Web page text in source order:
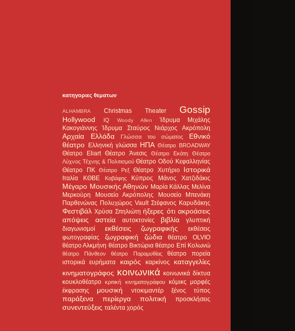
κατηγοριες θεματων
ALHAMBRA Christmas Theater Gossip
Hollywood IQ Woody Allen
Ίδρυμα Μιχάλης
Κακογιάννης
Ίδρυμα Σταύρος Νιάρχος Ακρόπολη
Αρχαία Ελλάδα Γλώσσα του σώματος
Εθνικό
θέατρο Ελληνική γλώσσα ΗΠΑ Θέατρο BROADWAY
Θέατρο Eliart Θέατρο Άνεσις Θέατρο Εκάτη
Θέατρο
Λύχνος Τέχνης & Πολιτισμού Θέατρο Οδού Κεφαλληνίας
Θέατρο ΠΚ
Θέατρο Ρεξ Θέατρο Χυτήριο Ιστορικά
Ιταλία ΚΘΒΕ Καβάφης Κύπρος Μάνος Χατζιδάκις
Μέγαρο Μουσικής Αθηνών Μαρία Κάλλας Μελίνα
Μερκούρη
Μουσείο Ακρόπολης
Μουσείο Μπενάκη
Παρθενώνας Πολυχώρος Vault Στέφανος Καρυδάκης
Φεστιβάλ Χρύσα Σπηλιώτη ήξερες ότι ακροάσεις
απόψεις
αστεία αυτοκτονίες βιβλία
γλυπτική
διαγωνισμοί
εκθέσεις ζωγραφικής
εκθέσεις
φωτογραφίας
ζωγραφική ζώδια
θέατρο OLVIO
θέατρο Αλκμήνη θέατρο Βικτώρια θέατρο Επί Κολωνώ
θέατρο Πάνθεον θέατρο Παραμυθίας
θέατρο πορεία
ιστορικά ευρήματα
καιρός καρκίνος
καταγγελίες
κινηματογράφος κοινωνικά κοινωνικά δίκτυα
κουκλοθέατρο
κριτική κινηματογράφου κόμικς μορφές
έκφρασης
μουσική ντοκιμαντέρ ξένος τύπος
παράξενα περίεργα πολιτική προσκλήσεις
συνεντεύξεις ταλέντα χορός